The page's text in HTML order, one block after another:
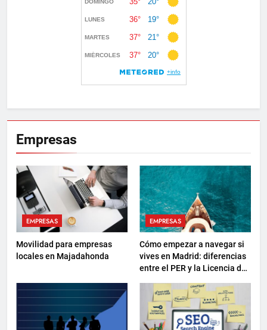
Empresas
EMPRESAS
Movilidad para empresas
locales en Majadahonda
EMPRESAS
Cómo empezar a navegar si
vives en Madrid: diferencias
entre el PER y la Licencia de